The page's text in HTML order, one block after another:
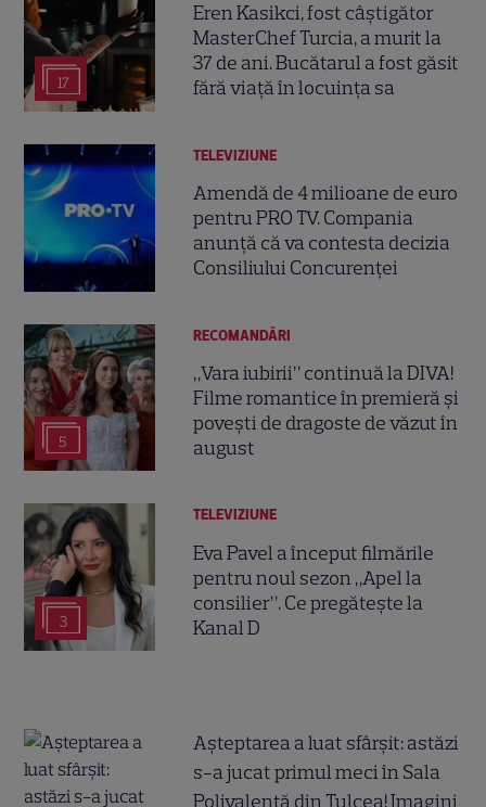
17
Eren Kasikci, fost câștigător
MasterChef Turcia, a murit la
37 de ani. Bucătarul a fost găsit
fără viață în locuința sa
TELEVIZIUNE
Amendă de 4 milioane de euro
pentru PRO TV. Compania
anunță că va contesta decizia
Consiliului Concurenței
5
RECOMANDĂRI
„Vara iubirii” continuă la DIVA!
Filme romantice în premieră și
povești de dragoste de văzut în
august
3
TELEVIZIUNE
Eva Pavel a început filmările
pentru noul sezon „Apel la
consilier”. Ce pregătește la
Kanal D
Așteptarea a luat sfârșit: astăzi
s-a jucat primul meci în Sala
Polivalentă din Tulcea! Imagini